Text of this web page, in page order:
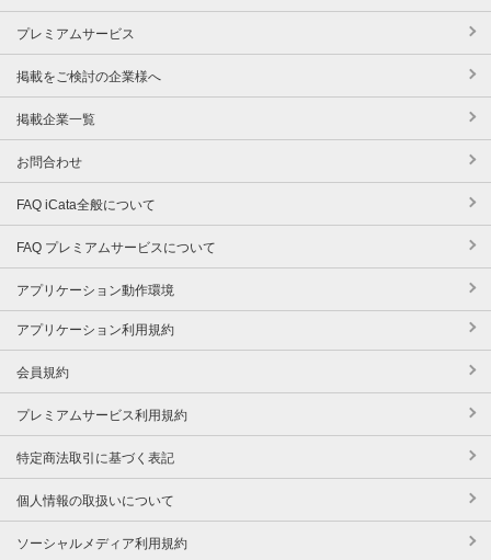
プレミアムサービス
掲載をご検討の企業様へ
掲載企業一覧
お問合わせ
FAQ iCata全般について
FAQ プレミアムサービスについて
アプリケーション動作環境
アプリケーション利用規約
会員規約
プレミアムサービス利用規約
特定商法取引に基づく表記
個人情報の取扱いについて
ソーシャルメディア利用規約